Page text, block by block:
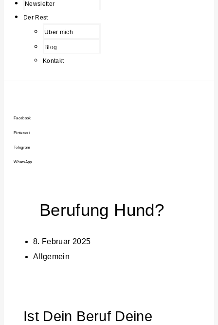
Newsletter
Der Rest
Über mich
Blog
Kontakt
Facebook
Pinterest
Telegram
WhatsApp
Berufung Hund?
8. Februar 2025
Allgemein
Ist Dein Beruf Deine